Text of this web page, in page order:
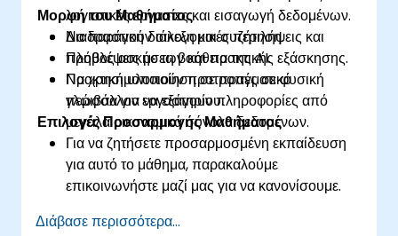
λογιστικές εργασίες και εισαγωγή δεδομένων.
Να παράγουν οικονομικές περιλήψεις και
προβλέψεις με τη βοήθεια της AI.
Να χρησιμοποιούν προτροπές σε φυσική
γλώσσα για να εξάγουν πληροφορίες από
μεγάλα οικονομικά σύνολα δεδομένων.
Μορφή του Μαθήματος
Διαδραστική διάλεξη και συζήτηση.
Πλήθος ασκήσεων και πρακτικής εξάσκησης.
Πρακτική υλοποίηση σε πραγματικό
περιβάλλον εργαστηρίου.
Επιλογές Προσαρμογής Μαθήματος
Για να ζητήσετε προσαρμοσμένη εκπαίδευση
για αυτό το μάθημα, παρακαλούμε
επικοινωνήστε μαζί μας για να κανονίσουμε.
Διάβασε περισσότερα...